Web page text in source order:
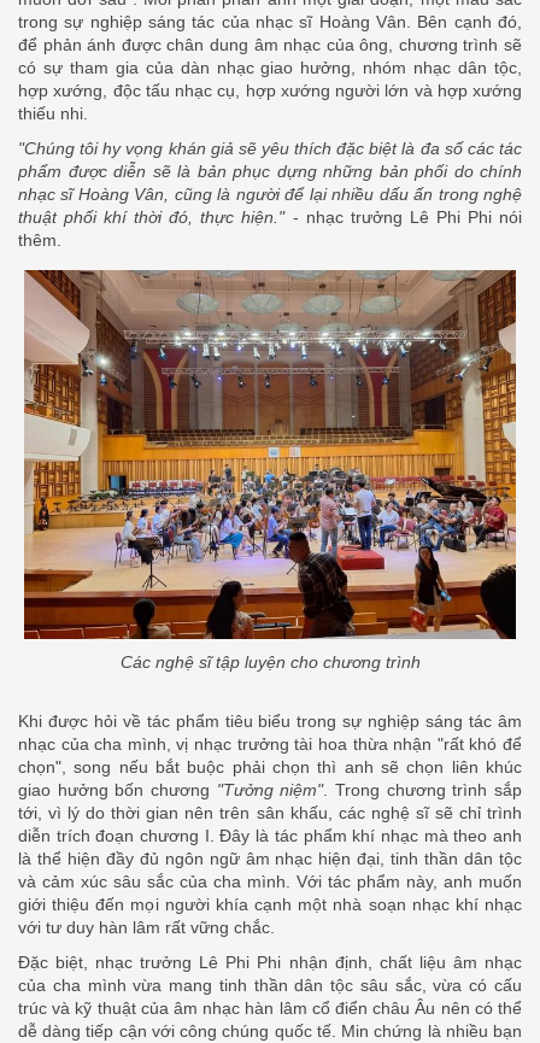
trong sự nghiệp sáng tác của nhạc sĩ Hoàng Vân. Bên cạnh đó,
để phản ánh được chân dung âm nhạc của ông, chương trình sẽ
có sự tham gia của dàn nhạc giao hưởng, nhóm nhạc dân tộc,
hợp xướng, độc tấu nhạc cụ, hợp xướng người lớn và hợp xướng
thiếu nhi.
"Chúng tôi hy vọng khán giả sẽ yêu thích đặc biệt là đa số các tác
phẩm được diễn sẽ là bản phục dựng những bản phối do chính
nhạc sĩ Hoàng Vân, cũng là người để lại nhiều dấu ấn trong nghệ
thuật phối khí thời đó, thực hiện." - nhạc trưởng Lê Phi Phi nói
thêm.
Các nghệ sĩ tập luyện cho chương trình
Khi được hỏi về tác phẩm tiêu biểu trong sự nghiệp sáng tác âm
nhạc của cha mình, vị nhạc trưởng tài hoa thừa nhận "rất khó để
chọn", song nếu bắt buộc phải chọn thì anh sẽ chọn liên khúc
giao hưởng bốn chương "Tưởng niệm". Trong chương trình sắp
tới, vì lý do thời gian nên trên sân khấu, các nghệ sĩ sẽ chỉ trình
diễn trích đoạn chương I. Đây là tác phẩm khí nhạc mà theo anh
là thể hiện đầy đủ ngôn ngữ âm nhạc hiện đại, tinh thần dân tộc
và cảm xúc sâu sắc của cha mình. Với tác phẩm này, anh muốn
giới thiệu đến mọi người khía cạnh một nhà soạn nhạc khí nhạc
với tư duy hàn lâm rất vững chắc.
Đặc biệt, nhạc trưởng Lê Phi Phi nhận định, chất liệu âm nhạc
của cha mình vừa mang tinh thần dân tộc sâu sắc, vừa có cấu
trúc và kỹ thuật của âm nhạc hàn lâm cổ điển châu Âu nên có thể
dễ dàng tiếp cận với công chúng quốc tế. Min chứng là nhiều bạn